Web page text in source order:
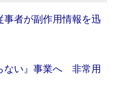
事者が副作用情報を迅
ない』事業へ 非常用